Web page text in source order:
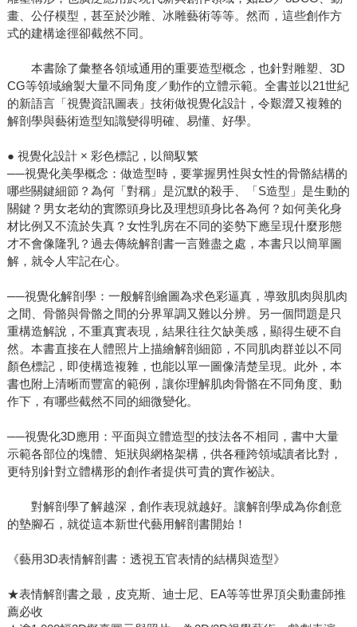
畫、公仔模型，甚至於沙雕、冰雕藝術等等。然而，這些創作方
式的建構途徑卻截然不同。
本書除了彙整各領域通用的重要造型概念，也針對雕塑、3D
CG等領域繪製大量不同角度／動作的立體示範。全書並以21世紀
的新語言「視覺資訊圖表」技術做視覺化設計，令艱澀又複雜的
解剖學與藝術造型知識變得明確、易懂、好學。
● 視覺化設計 × 彩色標記，以簡馭繁
──視覺化美學概念：做造型時，要掌握男性與女性的骨骼結構的
哪些關鍵細節？為何「對稱」是沉默的殺手、「S造型」是生動的
關鍵？男女老幼的實際頭身比及理想頭身比各為何？如何美化身
材比例又不流於失真？女性乳房在不同的姿勢下應呈現什麼形態
才不會像隆乳？過去傳統解剖書一言難盡之處，本書只以簡單圖
解，就令人牢記在心。
──視覺化解剖學：一般解剖繪圖為求色彩逼真，導致肌肉與肌肉
之間、骨骼與骨骼之間的分界單調又難以分辨。另一個問題是只
重構造解說，不重真實表現，結果往往欠缺美感，顯得生硬不自
然。本書直接在人體照片上描繪解剖細節，不同肌肉群並以不同
顏色標記，即使構造複雜，也能以單一圖像清楚呈現。此外，本
書也附上清晰而豐富的範例，讓你理解肌肉骨骼在不同角度、動
作下，有哪些截然不同的細微變化。
──視覺化3D應用：平面與立體造型的技法各不相同，書中大量
示範各部位的塊體、矩狀與網格架構，供各種跨領域讀者比對，
更特別針對立體構形的創作者提供可貴的實作祕訣。
對解剖學了解越深，創作表現就越好。讓解剖學成為你創意
的墊腳石，就從這本新世代藝用解剖書開始！
《藝用3D表情解剖書：透視五官表情的結構與造型》
★表情解剖書之最，皮克斯、迪士尼、EA等等世界頂尖動畫師推
薦必收